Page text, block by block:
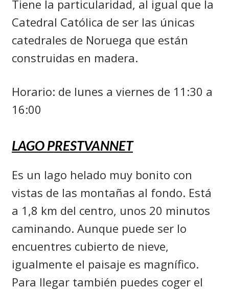
Tiene la particularidad, al igual que la
Catedral Católica de ser las únicas
catedrales de Noruega que están
construidas en madera.
Horario: de lunes a viernes de 11:30 a
16:00
LAGO PRESTVANNET
Es un lago helado muy bonito con
vistas de las montañas al fondo. Está
a 1,8 km del centro, unos 20 minutos
caminando. Aunque puede ser lo
encuentres cubierto de nieve,
igualmente el paisaje es magnífico.
Para llegar también puedes coger el